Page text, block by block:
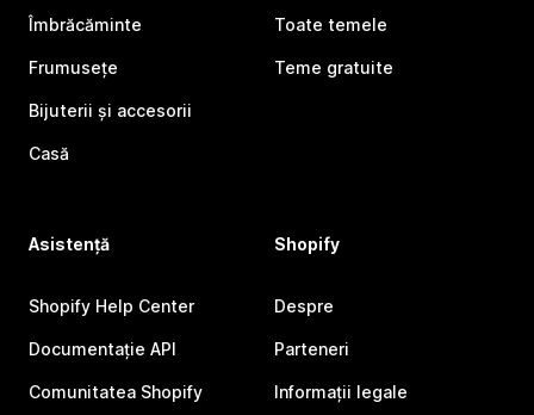
Îmbrăcăminte
Frumusețe
Bijuterii și accesorii
Casă
Toate temele
Teme gratuite
Asistență
Shopify Help Center
Documentație API
Comunitatea Shopify
Shopify
Despre
Parteneri
Informații legale